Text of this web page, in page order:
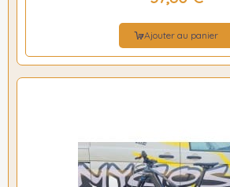
Ajouter au panier